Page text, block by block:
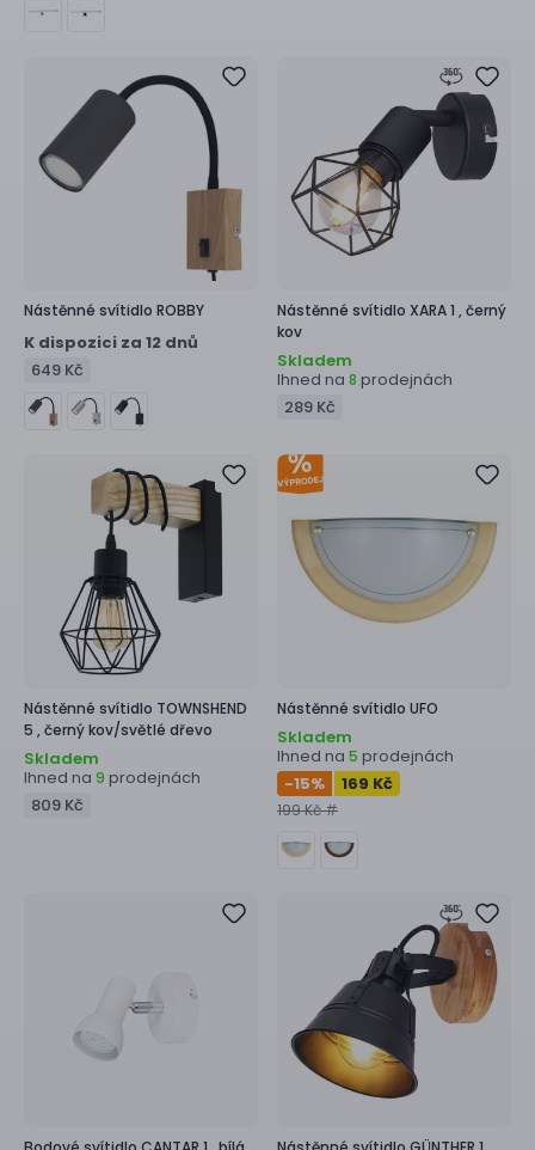
Nástěnné svítidlo ROBBY
K dispozici za 12 dnů
649 Kč
Nástěnné svítidlo XARA 1 ,černý
kov
Skladem
Ihned na 8 prodejnách
289 Kč
Nástěnné svítidlo TOWNSHEND
5 ,černý kov/světlé dřevo
Skladem
Ihned na 9 prodejnách
809 Kč
Nástěnné svítidlo UFO
Skladem
Ihned na 5 prodejnách
-15% 169 Kč
199 Kč #